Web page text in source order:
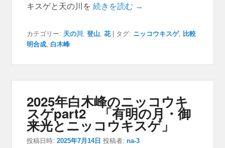
キスゲと天の川を続きを読む →
カテゴリー: 天の川 ,登山,花 タグ: ニッコウキスゲ, 比較
明合成, 白木峰
2025年白木峰のニッコウキ
スゲpart2 「有明の月・御
来光とニッコウキスゲ」
投稿日時:2025年7月14日 投稿者:na-3